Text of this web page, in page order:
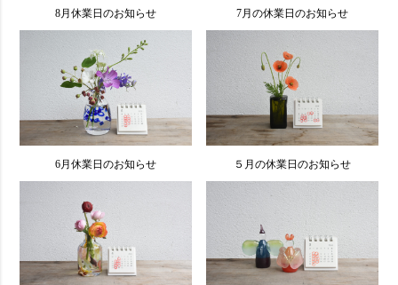
8月休業日のお知らせ 7月の休業日のお知らせ
6月休業日のお知らせ ５月の休業日のお知らせ